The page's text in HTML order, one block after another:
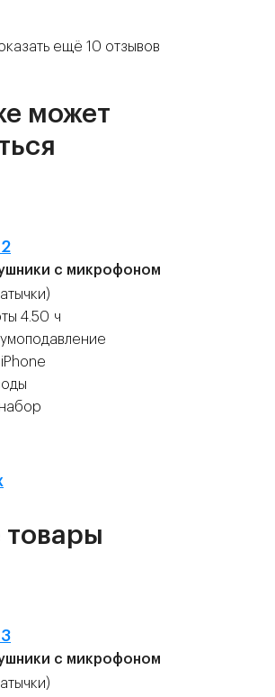
ещё 10 отзывов
может
с микрофоном
4.50 ч
товары
с микрофоном